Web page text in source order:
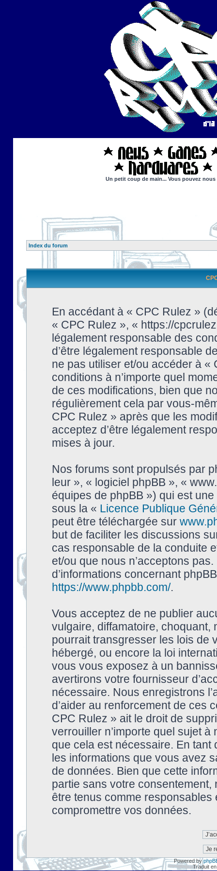
Un petit coup de main... Vous pouvez
Index du forum
En accédant à « CPC Rulez »
« CPC Rulez », « https://
légalement responsable des
d’être légalement responsable
ne pas utiliser et/ou accéder à
conditions à n’importe quel
de ces modifications, bien que
régulièrement cela par vous-
CPC Rulez » après que les
acceptez d’être légalement
mises à jour.
Nos forums sont propulsés par
leur », « logiciel phpBB », «
équipes de phpBB ») qui est
sous la « Licence Publique
peut être téléchargée sur
but de faciliter les discussions
cas responsable de la conduite
et/ou que nous n’acceptons
d’informations concernant
https://www.phpbb.com/.
Vous acceptez de ne publier
vulgaire, diffamatoire, choquant,
pourrait transgresser les lois de
hébergé, ou encore la loi
vous vous exposez à un
avertirons votre fournisseur
nécessaire. Nous enregistrons
d’aider au renforcement de ces
CPC Rulez » ait le droit de
verrouiller n’importe quel sujet à
que cela est nécessaire. En tant
les informations que vous avez
de données. Bien que cette
partie sans votre
être tenus comme
compromettre vos données.
Powered by
Traduit